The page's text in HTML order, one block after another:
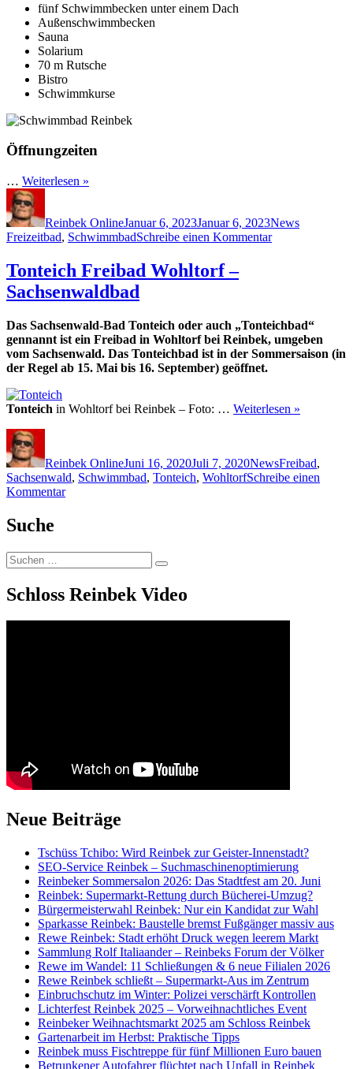
fünf Schwimmbecken unter einem Dach
Außenschwimmbecken
Sauna
Solarium
70 m Rutsche
Bistro
Schwimmkurse
Öffnungzeiten
… Weiterlesen »
Reinbek OnlineJanuar 6, 2023Januar 6, 2023News
Freizeitbad, SchwimmbadSchreibe einen Kommentarzu
Tonteich Freibad Wohltorf –
Sachsenwaldbad
Das Sachsenwald-Bad Tonteich oder auch „Tonteichbad“
gennannt ist ein Freibad in Wohltorf bei Reinbek, umgeben
vom Sachsenwald. Das Tonteichbad ist in der Sommersaison (in
der Regel ab 15. Mai bis 16. September) geöffnet.
Tonteich in Wohltorf bei Reinbek – Foto: … Weiterlesen »
Reinbek OnlineJuni 16, 2020Juli 7, 2020NewsFreibad,
Sachsenwald, Schwimmbad, Tonteich, WohltorfSchreibe einen
Kommentarzu
Suche
Suchen
nach:
Suchen
Schloss Reinbek Video
Neue Beiträge
Tschüss Tchibo: Wird Reinbek zur Geister-Innenstadt?
SEO-Service Reinbek – Suchmaschinenoptimierung
Reinbeker Sommersalon 2026: Das Stadtfest am 20. Juni
Reinbek: Supermarkt-Rettung durch Bücherei-Umzug?
Bürgermeisterwahl Reinbek: Nur ein Kandidat zur Wahl
Sparkasse Reinbek: Baustelle bremst Fußgänger massiv aus
Rewe Reinbek: Stadt erhöht Druck wegen leerem Markt
Sammlung Rolf Italiaander – Reinbeks Forum der Völker
Rewe im Wandel: 11 Schließungen & 6 neue Filialen 2026
Rewe Reinbek schließt – Supermarkt-Aus im Zentrum
Einbruchschutz im Winter: Polizei verschärft Kontrollen
Lichterfest Reinbek 2025 – Vorweihnachtliches Event
Reinbeker Weihnachtsmarkt 2025 am Schloss Reinbek
Gartenarbeit im Herbst: Praktische Tipps
Reinbek muss Fischtreppe für fünf Millionen Euro bauen
Betrunkener Autofahrer flüchtet nach Unfall in Reinbek